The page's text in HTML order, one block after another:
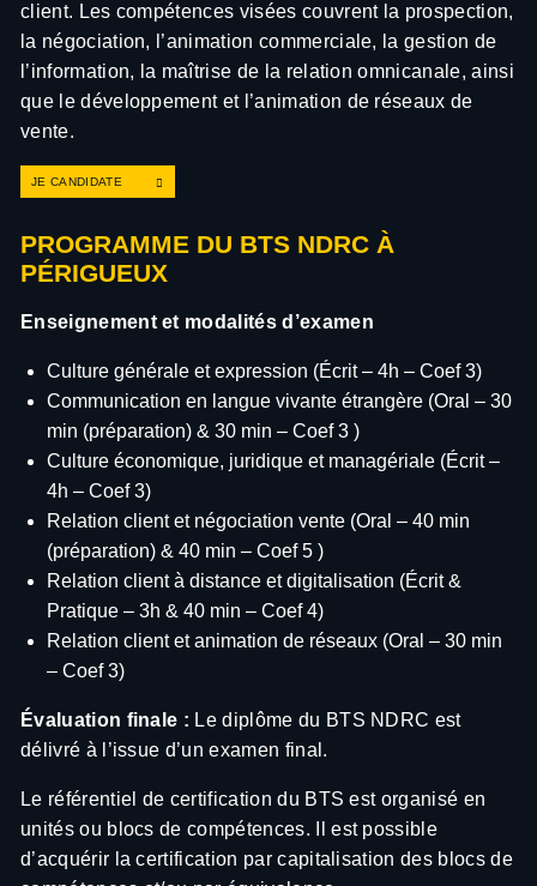
client. Les compétences visées couvrent la prospection,
la négociation, l’animation commerciale, la gestion de
l’information, la maîtrise de la relation omnicanale, ainsi
que le développement et l’animation de réseaux de
vente.
JE CANDIDATE
PROGRAMME DU BTS NDRC À
PÉRIGUEUX
Enseignement et modalités d’examen
Culture générale et expression (Écrit – 4h – Coef 3)
Communication en langue vivante étrangère (Oral – 30
min (préparation) & 30 min – Coef 3 )
Culture économique, juridique et managériale (Écrit –
4h – Coef 3)
Relation client et négociation vente (Oral – 40 min
(préparation) & 40 min – Coef 5 )
Relation client à distance et digitalisation (Écrit &
Pratique – 3h & 40 min – Coef 4)
Relation client et animation de réseaux (Oral – 30 min
– Coef 3)
Évaluation finale : Le diplôme du BTS NDRC est
délivré à l’issue d’un examen final.
Le référentiel de certification du BTS est organisé en
unités ou blocs de compétences. Il est possible
d’acquérir la certification par capitalisation des blocs de